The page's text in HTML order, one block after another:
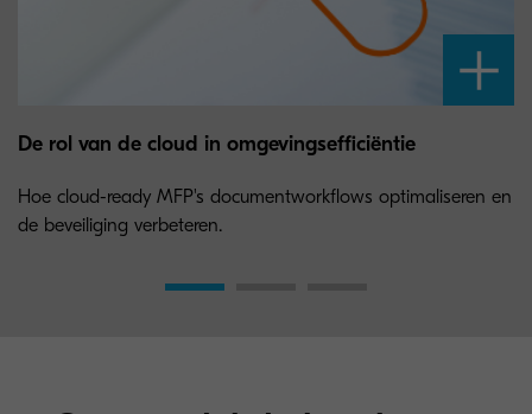
De rol van de cloud in omgevingsefficiëntie
Hoe cloud-ready MFP's documentworkflows optimaliseren en
de beveiliging verbeteren.